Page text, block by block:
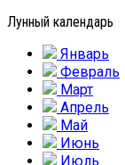
Лунный календарь
Январь
Февраль
Март
Апрель
Май
Июнь
Июль